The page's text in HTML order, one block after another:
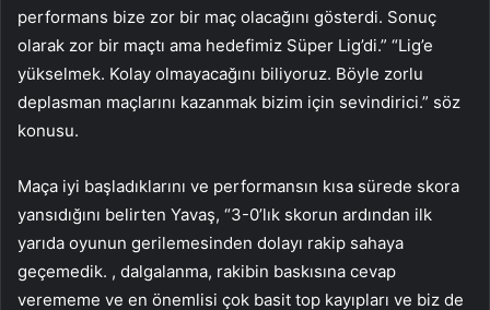
performans bize zor bir maç olacağını gösterdi. Sonuç
olarak zor bir maçtı ama hedefimiz Süper Lig’di.” “Lig’e
yükselmek. Kolay olmayacağını biliyoruz. Böyle zorlu
deplasman maçlarını kazanmak bizim için sevindirici.” söz
konusu.
Maça iyi başladıklarını ve performansın kısa sürede skora
yansıdığını belirten Yavaş, “3-0’lık skorun ardından ilk
yarıda oyunun gerilemesinden dolayı rakip sahaya
geçemedik. , dalgalanma, rakibin baskısına cevap
verememe ve en önemlisi çok basit top kayıpları ve biz de